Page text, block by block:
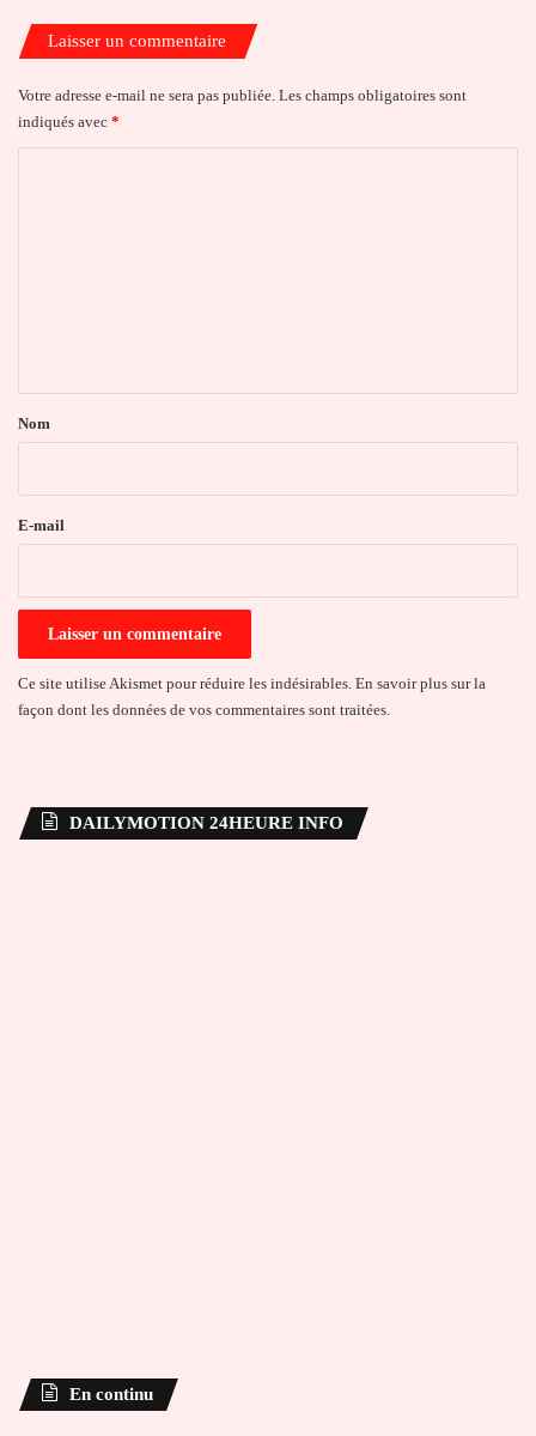
Laisser un commentaire
Votre adresse e-mail ne sera pas publiée. Les champs obligatoires sont
indiqués avec *
a
e
Nom
E-mail
Ce site utilise Akismet pour réduire les indésirables. En savoir plus sur la
façon dont les données de vos commentaires sont traitées
DAILYMOTION 24HEURE INFO
En continu